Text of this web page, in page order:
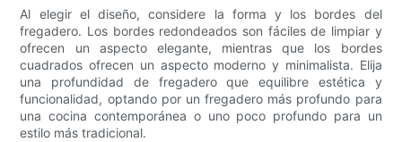
Al elegir el diseño, considere la forma y los bordes del
fregadero. Los bordes redondeados son fáciles de limpiar y
ofrecen un aspecto elegante, mientras que los bordes
cuadrados ofrecen un aspecto moderno y minimalista. Elija
una profundidad de fregadero que equilibre estética y
funcionalidad, optando por un fregadero más profundo para
una cocina contemporánea o uno poco profundo para un
estilo más tradicional.